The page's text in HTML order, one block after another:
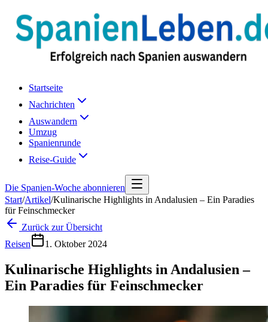
Startseite
Nachrichten
Auswandern
Umzug
Spanienrunde
Reise-Guide
Die Spanien-Woche abonnieren
Start/Artikel/Kulinarische Highlights in Andalusien – Ein Paradies
für Feinschmecker
Zurück zur Übersicht
Reisen
1. Oktober 2024
Kulinarische Highlights in Andalusien –
Ein Paradies für Feinschmecker